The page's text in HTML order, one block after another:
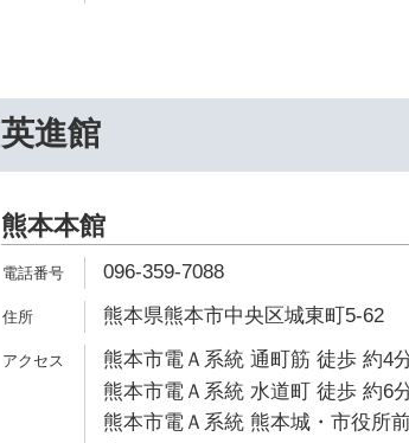
英進館
熊本本館
096-359-7088
熊本県熊本市中央区城東町5-62
熊本市電Ａ系統 通町筋 徒歩 約4
熊本市電Ａ系統 水道町 徒歩 約6
熊本市電Ａ系統 熊本城・市役所